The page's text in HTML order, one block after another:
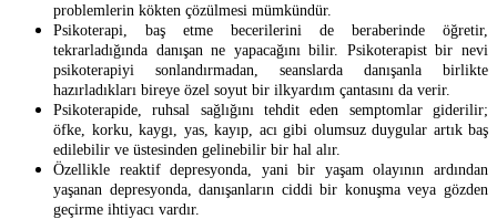
problemlerin kökten çözülmesi mümkündür.
Psikoterapi, baş etme becerilerini de beraberinde öğretir,
tekrarladığında danışan ne yapacağını bilir. Psikoterapist bir nevi
psikoterapiyi sonlandırmadan, seanslarda danışanla birlikte
hazırladıkları bireye özel soyut bir ilkyardım çantasını da verir.
Psikoterapide, ruhsal sağlığını tehdit eden semptomlar giderilir;
öfke, korku, kaygı, yas, kayıp, acı gibi olumsuz duygular artık baş
edilebilir ve üstesinden gelinebilir bir hal alır.
Özellikle reaktif depresyonda, yani bir yaşam olayının ardından
yaşanan depresyonda, danışanların ciddi bir konuşma veya gözden
geçirme ihtiyacı vardır.